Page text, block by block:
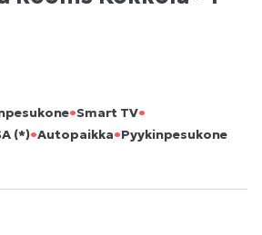
•Smart TV•
(*)•Autopaikka•Pyykinpesukone